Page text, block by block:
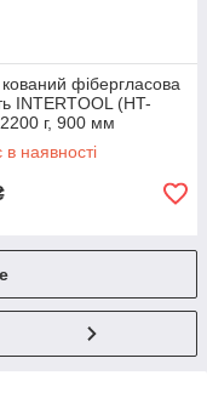
фібергласова
INTERTOOL (HT-
г, 900 мм
наявності